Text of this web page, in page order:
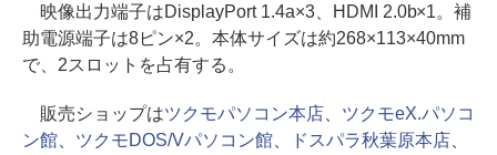
映像出力端子はDisplayPort 1.4a×3、HDMI 2.0b×1。補
助電源端子は8ピン×2。本体サイズは約268×113×40mm
で、2スロットを占有する。
販売ショップはツクモパソコン本店、 ツクモeX.パソコ
ン館、 ツクモDOS/Vパソコン館、 ドスパラ秋葉原本店、